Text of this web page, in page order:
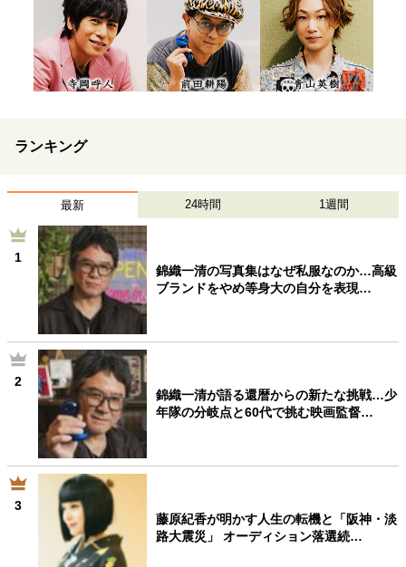
ランキング
最新 24時間 1週間
1
錦織一清の写真集はなぜ私服なのか…高級
ブランドをやめ等身大の自分を表現…
2
錦織一清が語る還暦からの新たな挑戦…少
年隊の分岐点と60代で挑む映画監督…
3
藤原紀香が明かす人生の転機と「阪神・淡
路大震災」 オーディション落選続…